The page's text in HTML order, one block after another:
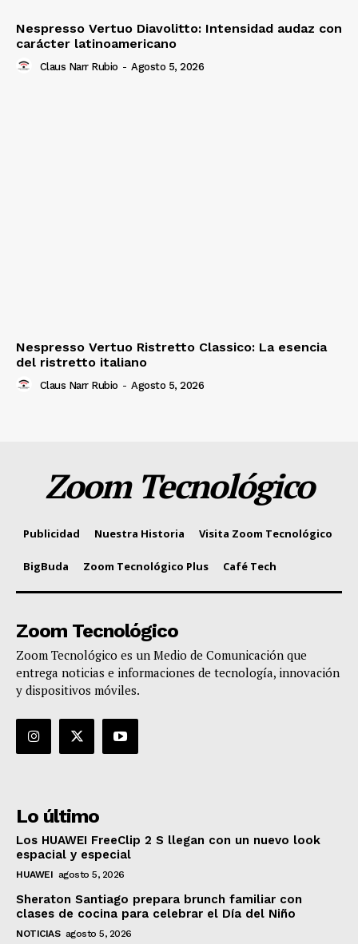
Nespresso Vertuo Diavolitto: Intensidad audaz con
carácter latinoamericano
Claus Narr Rubio - Agosto 5, 2026
Nespresso Vertuo Ristretto Classico: La esencia
del ristretto italiano
Claus Narr Rubio - Agosto 5, 2026
Zoom Tecnológico
Publicidad Nuestra Historia Visita Zoom Tecnológico
BigBuda Zoom Tecnológico Plus Café Tech
Zoom Tecnológico
Zoom Tecnológico es un Medio de Comunicación que
entrega noticias e informaciones de tecnología, innovación
y dispositivos móviles.
Lo último
Los HUAWEI FreeClip 2 S llegan con un nuevo look
espacial y especial
HUAWEI agosto 5, 2026
Sheraton Santiago prepara brunch familiar con
clases de cocina para celebrar el Día del Niño
NOTICIAS agosto 5, 2026